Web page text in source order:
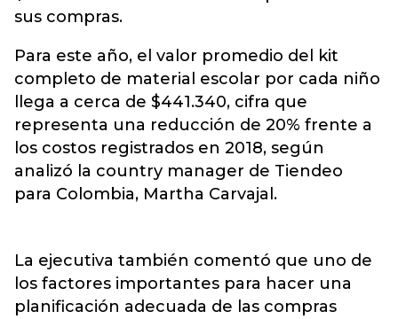
sus compras.
Para este año, el valor promedio del kit
completo de material escolar por cada niño
llega a cerca de $441.340, cifra que
representa una reducción de 20% frente a
los costos registrados en 2018, según
analizó la country manager de Tiendeo
para Colombia, Martha Carvajal.
La ejecutiva también comentó que uno de
los factores importantes para hacer una
planificación adecuada de las compras